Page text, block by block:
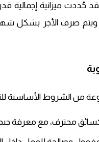
ويتم صرف الأجر بشكل
الشروط الأساسية
محترف، مع معرفة